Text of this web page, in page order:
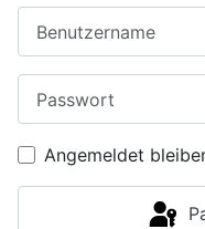
Angemeldet